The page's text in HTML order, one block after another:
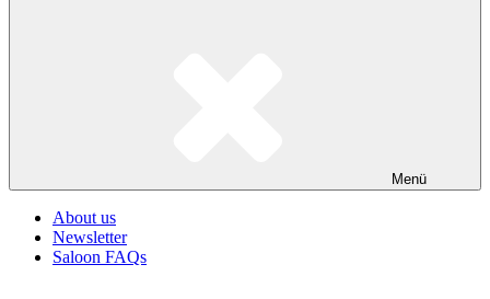
Menü
About us
Newsletter
Saloon FAQs